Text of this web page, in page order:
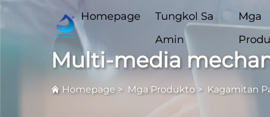
Homepage
Tungkol Sa
Amin
Mga
Multi-media
Homepage > Mga Produkto> Kagamitan